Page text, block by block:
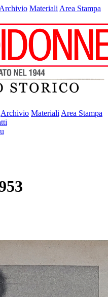
Archivio Materiali Area Stampa
Archivio Materiali Area Stampa